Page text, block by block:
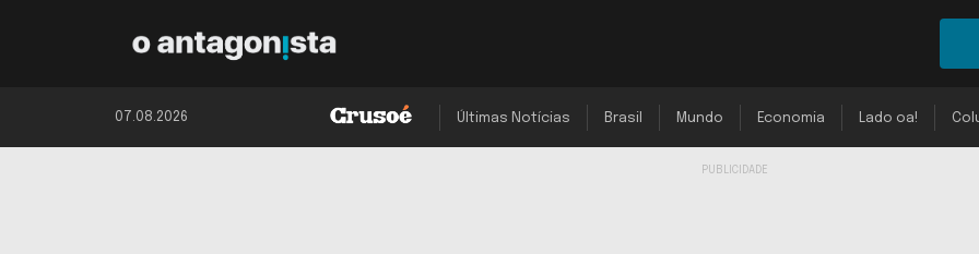
07.08.2026 Últimas Notícias Brasil Mundo Economia Lado oa!